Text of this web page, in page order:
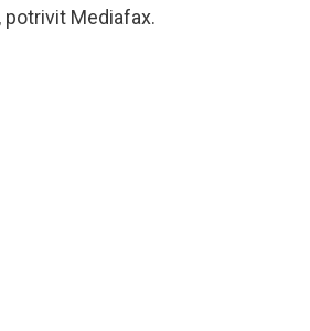
potrivit Mediafax.